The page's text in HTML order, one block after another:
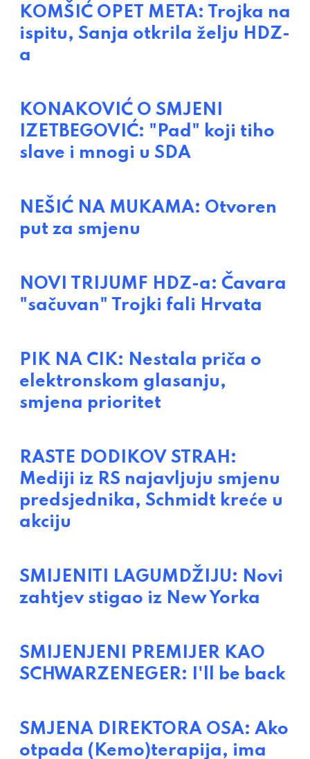
KOMŠIĆ OPET META: Trojka na
ispitu, Sanja otkrila želju HDZ-
a
KONAKOVIĆ O SMJENI
IZETBEGOVIĆ: "Pad" koji tiho
slave i mnogi u SDA
NEŠIĆ NA MUKAMA: Otvoren
put za smjenu
NOVI TRIJUMF HDZ-a: Čavara
"sačuvan" Trojki fali Hrvata
PIK NA CIK: Nestala priča o
elektronskom glasanju,
smjena prioritet
RASTE DODIKOV STRAH:
Mediji iz RS najavljuju smjenu
predsjednika, Schmidt kreće u
akciju
SMIJENITI LAGUMDŽIJU: Novi
zahtjev stigao iz New Yorka
SMIJENJENI PREMIJER KAO
SCHWARZENEGER: I'll be back
SMJENA DIREKTORA OSA: Ako
otpada (Kemo)terapija, ima